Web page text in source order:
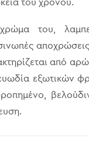
του,
από
εξωτικών